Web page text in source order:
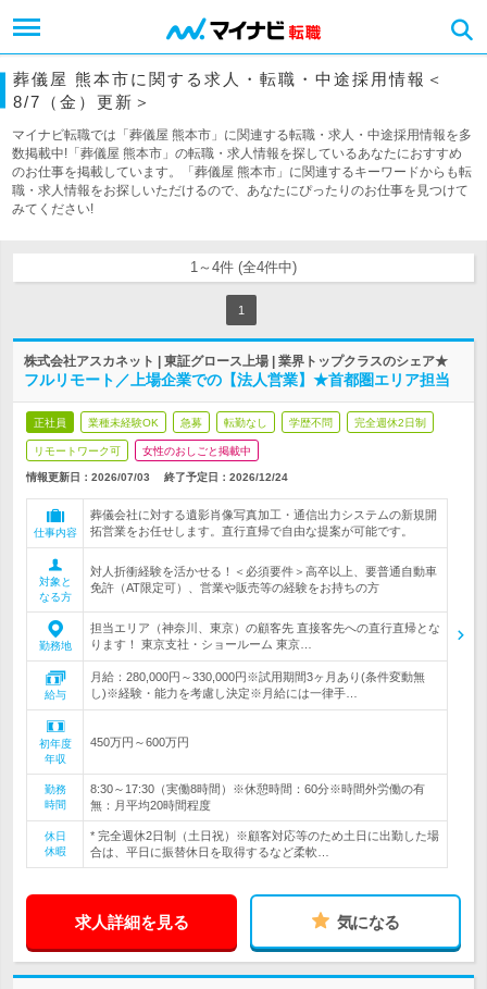
葬儀屋 熊本市に関する求人・転職・中途採用情報＜
8/7（金）更新＞
マイナビ転職では「葬儀屋 熊本市」に関連する転職・求人・中途採用情報を多
数掲載中!「葬儀屋 熊本市」の転職・求人情報を探しているあなたにおすすめ
のお仕事を掲載しています。「葬儀屋 熊本市」に関連するキーワードからも転
職・求人情報をお探しいただけるので、あなたにぴったりのお仕事を見つけて
みてください!
1～4件 (全4件中)
1
株式会社アスカネット | 東証グロース上場 | 業界トップクラスのシェア★
フルリモート／上場企業での【法人営業】★首都圏エリア担当
正社員 業種未経験OK 急募 転勤なし 学歴不問 完全週休2日制
リモートワーク可 女性のおしごと掲載中
情報更新日：2026/07/03 終了予定日： 2026/12/24
仕事内容
葬儀会社に対する遺影肖像写真加工・通信出力システムの新規開
拓営業をお任せします。直行直帰で自由な提案が可能です。
対象と
なる方
対人折衝経験を活かせる！＜必須要件＞高卒以上、要普通自動車
免許（AT限定可）、営業や販売等の経験をお持ちの方
勤務地
担当エリア（神奈川、東京）の顧客先 直接客先への直行直帰とな
ります！ 東京支社・ショールーム 東京…
給与
月給：280,000円～330,000円※試用期間3ヶ月あり(条件変動無
し)※経験・能力を考慮し決定※月給には一律手…
初年度
年収
450万円～600万円
勤務
時間
8:30～17:30（実働8時間）※休憩時間：60分※時間外労働の有
無：月平均20時間程度
休日
休暇
* 完全週休2日制（土日祝）※顧客対応等のため土日に出勤した場
合は、平日に振替休日を取得するなど柔軟…
求人詳細を見る 気になる